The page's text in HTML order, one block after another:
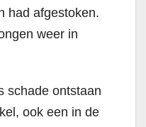
had afgestoken.
weer in
schade ontstaan
ook een in de